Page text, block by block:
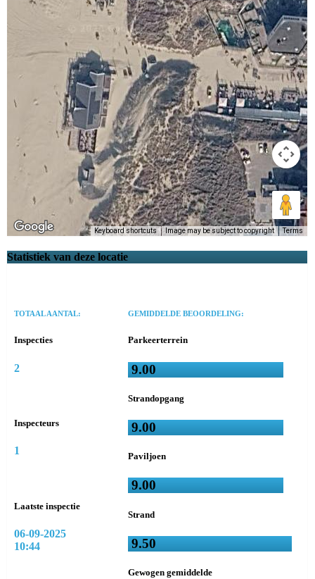
Keyboard shortcuts Image may be subject to copyright Terms
Statistiek van deze locatie
TOTAAL AANTAL:
Inspecties
2
Inspecteurs
1
Laatste inspectie
06-09-2025
10:44
GEMIDDELDE BEOORDELING:
Parkeerterrein
9.00
Strandopgang
9.00
Paviljoen
9.00
Strand
9.50
Gewogen gemiddelde